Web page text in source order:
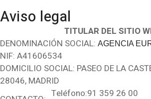
Aviso legal
TITULAR DEL SITIO
DENOMINACIÓN SOCIAL: AGENCIA
NIF: A41606534
DOMICILIO SOCIAL: PASEO DE LA
28046, MADRID
Teléfono:91 359 26 00